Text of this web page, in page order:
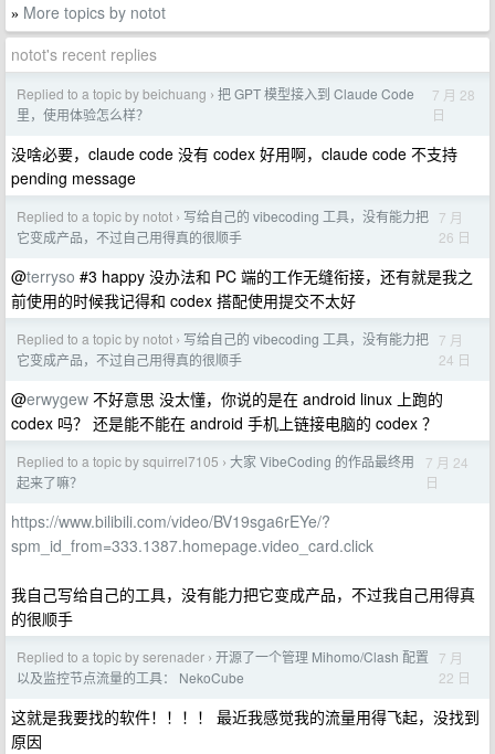
» More topics by notot
notot's recent replies
Replied to a topic by beichuang › 把 GPT 模型接入到 Claude Code
里，​使用体验怎么样？​
7 月 28
日
没啥必要，claude code 没有 codex 好用啊，claude code 不支持
pending message
Replied to a topic by notot › 写给自己的 vibecoding 工具，没有能力把
它变成产品，不过自己用得真的很顺手
7 月
26 日
@terryso #3 happy 没办法和 PC 端的工作无缝衔接，还有就是我之
前使用的时候我记得和 codex 搭配使用提交不太好
Replied to a topic by notot › 写给自己的 vibecoding 工具，没有能力把
它变成产品，不过自己用得真的很顺手
7 月
24 日
@erwygew 不好意思 没太懂，你说的是在 android linux 上跑的
codex 吗？ 还是能不能在 android 手机上链接电脑的 codex ？
Replied to a topic by squirrel7105 › 大家 VibeCoding 的作品最终用
起来了嘛？
7 月 24
日
https://www.bilibili.com/video/BV19sga6rEYe/?
spm_id_from=333.1387.homepage.video_card.click
我自己写给自己的工具，没有能力把它变成产品，不过我自己用得真
的很顺手
Replied to a topic by serenader › 开源了一个管理 Mihomo/Clash 配置
以及监控节点流量的工具： NekoCube
7 月
22 日
这就是我要找的软件！！！！ 最近我感觉我的流量用得飞起，没找到
原因